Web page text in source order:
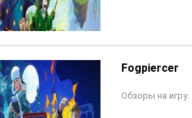
Fogpiercer
Обзоры на игру: